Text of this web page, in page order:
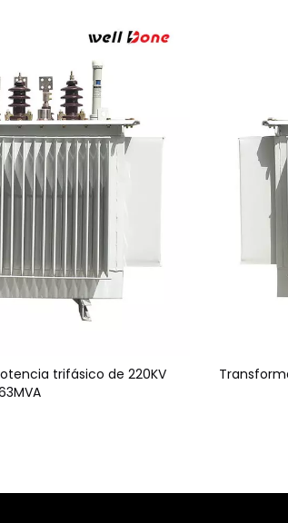
trifásico de 220KV